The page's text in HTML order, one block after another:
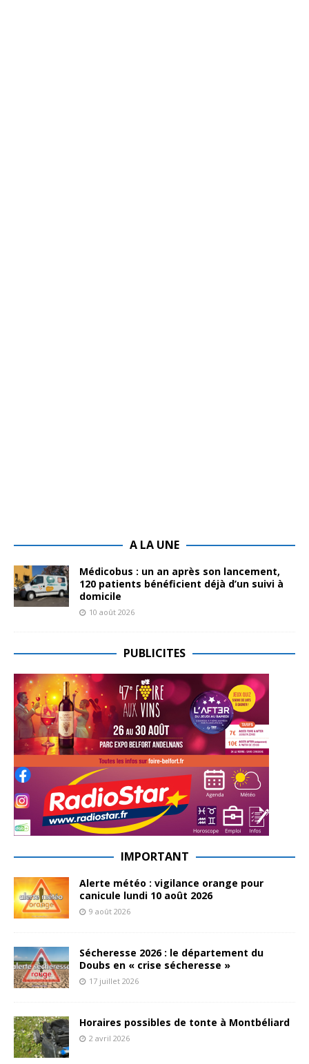
A LA UNE
Médicobus : un an après son lancement,
120 patients bénéficient déjà d’un suivi à
domicile
10 août 2026
PUBLICITES
IMPORTANT
Alerte météo : vigilance orange pour
canicule lundi 10 août 2026
9 août 2026
Sécheresse 2026 : le département du
Doubs en « crise sécheresse »
17 juillet 2026
Horaires possibles de tonte à Montbéliard
2 avril 2026